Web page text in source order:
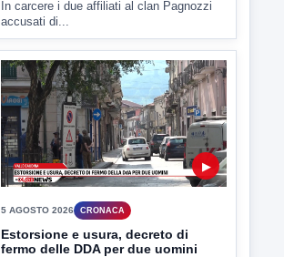
In carcere i due affiliati al clan Pagnozzi
accusati di...
▶
5 AGOSTO 2026 CRONACA
Estorsione e usura, decreto di
fermo delle DDA per due uomini